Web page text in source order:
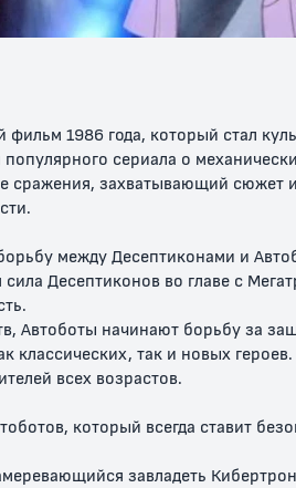
Трансформеры.
Кибервселенная
Война за
1986 года, который стал
сериала о
сражения, захватывающий
между Десептиконами и
Десептиконов во главе с
Автоботы начинают борьбу за
классических, так и новых
всех возрастов.
который всегда ставит
завладеть